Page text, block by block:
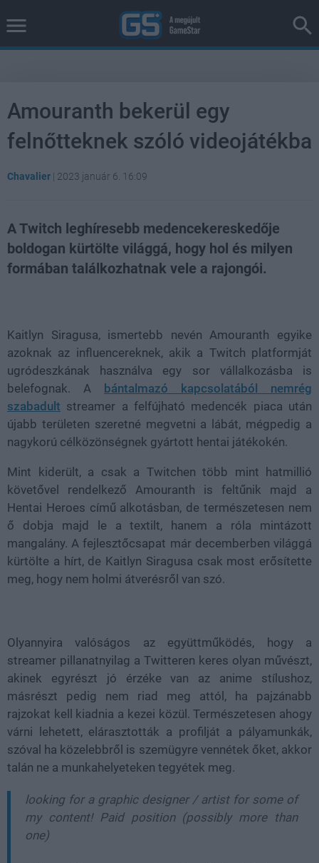
Amouranth bekerül egy
felnőtteknek szóló videojátékba
Chavalier | 2023 január 6. 16:09
A Twitch leghíresebb medencekereskedője
boldogan kürtölte világgá, hogy hol és milyen
formában találkozhatnak vele a rajongói.
Kaitlyn Siragusa, ismertebb nevén Amouranth egyike
azoknak az influencereknek, akik a Twitch platformját
ugródeszkának használva egy sor vállalkozásba is
belefognak. A
bántalmazó kapcsolatából nemrég
szabadult streamer a felfújható medencék piaca után
újabb területen szeretné megvetni a lábát, mégpedig a
nagykorú célközönségnek gyártott hentai játékokén.
Mint kiderült, a csak a Twitchen több mint hatmillió
követővel rendelkező Amouranth is feltűnik majd a
Hentai Heroes című alkotásban, de természetesen nem
ő dobja majd le a textilt, hanem a róla mintázott
mangalány. A fejlesztőcsapat már decemberben világgá
kürtölte a hírt, de Kaitlyn Siragusa csak most erősítette
meg, hogy nem holmi átverésről van szó.
Olyannyira valóságos az együttműködés, hogy a
streamer pillanatnyilag a Twitteren keres olyan művészt,
akinek egyrészt jó érzéke van az anime stílushoz,
másrészt pedig nem riad meg attól, ha pajzánabb
rajzokat kell kiadnia a kezei közül. Természetesen ahogy
várni lehetett, elárasztották a profilját a pályamunkák,
szóval ha közelebbről is szemügyre vennétek őket, akkor
talán ne a munkahelyeteken tegyétek meg.
looking for a graphic designer / artist for some of
my content! Paid position (possibly more than
one)